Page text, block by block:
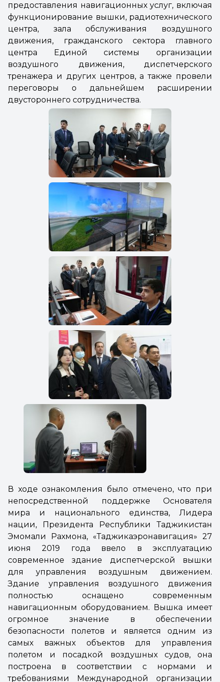
предоставления навигационных услуг, включая
функционирование вышки, радиотехнического
центра, зала обслуживания воздушного
движения, гражданского сектора главного
центра Единой системы организации
воздушного движения, диспетчерского
тренажера и других центров, а также провели
переговоры о дальнейшем расширении
двустороннего сотрудничества.
В ходе ознакомления было отмечено, что при
непосредственной поддержке Основателя
мира и национального единства, Лидера
нации, Президента Республики Таджикистан
Эмомали Рахмона, «Таджикаэронавигация» 27
июня 2019 года ввело в эксплуатацию
современное здание диспетчерской вышки
для управления воздушным движением.
Здание управления воздушного движения
полностью оснащено современным
навигационным оборудованием. Вышка имеет
огромное значение в обеспечении
безопасности полетов и является одним из
самых важных объектов для управления
полетом и посадкой воздушных судов, она
построена в соответствии с нормами и
требованиями Международной организации